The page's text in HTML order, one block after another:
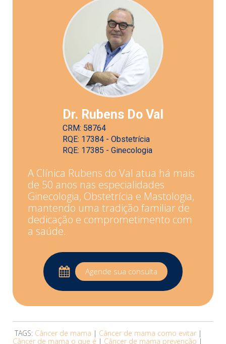
Dr. Rubens Do Val
CRM: 58764
RQE: 17384 - Obstetrícia
RQE: 17385 - Ginecologia
A Clínica Rubens do Val atua há mais
de 50 anos nas especialidades
Ginecologia, Obstetrícia e Mastologia,
mantendo uma tradição familiar de
dedicação e comprometimento com
a saúde.
Agende sua consulta
TAGS: Câncer de mama | Câncer de mama como evitar |
Câncer de mama o que é | Câncer de mama prevenção |